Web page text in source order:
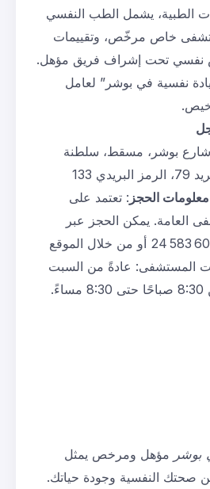
الطبية، يشمل الطب النفسي
خاص مرخّص، وتقييمات
نفسي تحت إشراف فريق مؤهل.
نفسية في بوشر” لعامل
بوشر، مسقط، سلطنة
133
الحجز : تعتمد على
العامة. يمكن الحجز عبر
الهاتف +968 24 583 600 أو من خلال الموقع
المستشفى: عادةً من السبت
بوشر مؤهل ومرخص يمثل
صحتك النفسية وجودة حياتك.